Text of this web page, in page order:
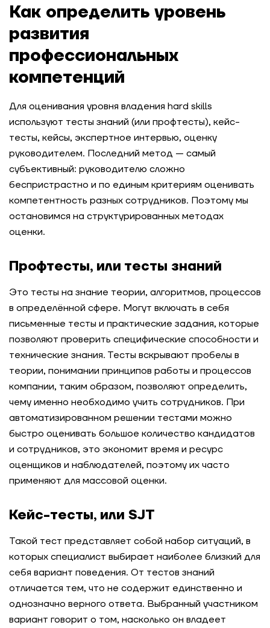
Как определить уровень
развития
профессиональных
компетенций
Для оценивания уровня владения hard skills
используют тесты знаний (или профтесты), кейс-
тесты, кейсы, экспертное интервью, оценку
руководителем. Последний метод — самый
субъективный: руководителю сложно
беспристрастно и по единым критериям оценивать
компетентность разных сотрудников. Поэтому мы
остановимся на структурированных методах
оценки.
Профтесты, или тесты знаний
Это тесты на знание теории, алгоритмов, процессов
в определённой сфере. Могут включать в себя
письменные тесты и практические задания, которые
позволяют проверить специфические способности и
технические знания. Тесты вскрывают пробелы в
теории, понимании принципов работы и процессов
компании, таким образом, позволяют определить,
чему именно необходимо учить сотрудников. При
автоматизированном решении тестами можно
быстро оценивать большое количество кандидатов
и сотрудников, это экономит время и ресурс
оценщиков и наблюдателей, поэтому их часто
применяют для массовой оценки.
Кейс-тесты, или SJT
Такой тест представляет собой набор ситуаций, в
которых специалист выбирает наиболее близкий для
себя вариант поведения. От тестов знаний
отличается тем, что не содержит единственно и
однозначно верного ответа. Выбранный участником
вариант говорит о том, насколько он владеет